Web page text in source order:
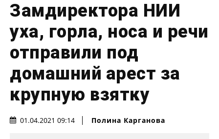
Замдиректора НИИ
уха, горла, носа и речи
отправили под
домашний арест за
крупную взятку
01.04.2021 09:14 Полина Карганова